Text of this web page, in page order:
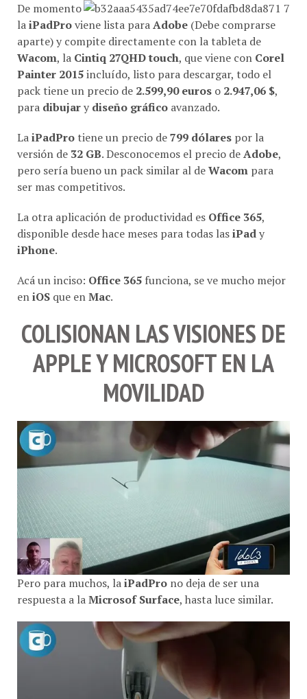
De momento
laiPadProviene lista paraAdobe (Debe comprarse
aparte) y compite directamente con la tableta de
Wacom, la Cintiq 27QHD touch, que viene con Corel
Painter 2015incluído, listo para descargar, todo el
pack tiene un precio de 2.599,90 euros o 2.947,06 $,
para dibujary diseño gráfico avanzado.
LaiPadPro tiene un precio de799 dólares por la
versión de 32 GB. Desconocemos el precio deAdobe,
pero sería bueno un pack similar al deWacom para
ser mas competitivos.
La otra aplicación de productividad es Office 365,
disponible desde hace meses para todas lasiPady
iPhone.
Acá un inciso: Office 365 funciona, se ve mucho mejor
eniOS que enMac.
COLISIONAN LAS VISIONES DE
APPLE Y MICROSOFT EN LA
MOVILIDAD
Pero para muchos, laiPadPro no deja de ser una
respuesta a laMicrosof Surface, hasta luce similar.